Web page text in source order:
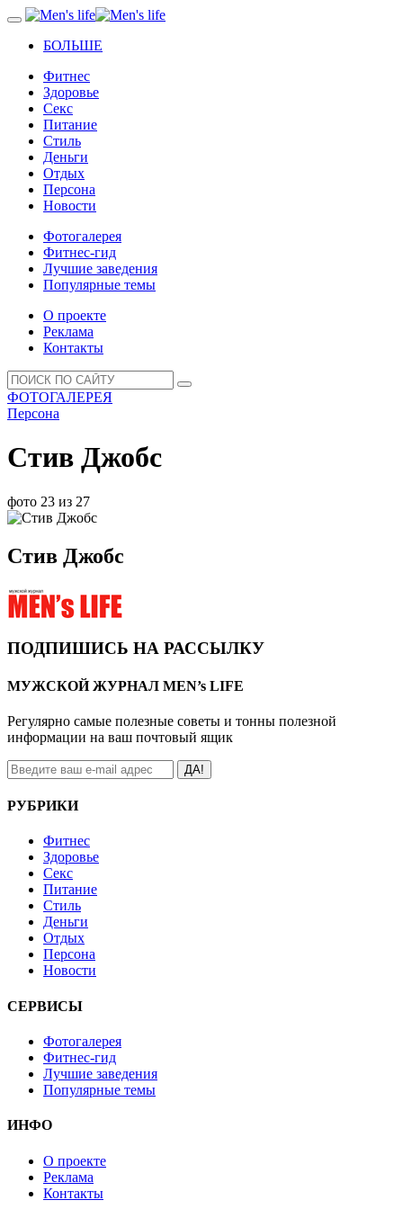
БОЛЬШЕ
Фитнес
Здоровье
Секс
Питание
Стиль
Деньги
Отдых
Персона
Новости
Фотогалерея
Фитнес-гид
Лучшие заведения
Популярные темы
О проекте
Реклама
Контакты
ФОТОГАЛЕРЕЯ
Персона
Стив Джобс
фото 23 из 27
Стив Джобс
ПОДПИШИСЬ НА РАССЫЛКУ
МУЖСКОЙ ЖУРНАЛ MEN’s LIFE
Регулярно самые полезные советы и тонны полезной
информации на ваш почтовый ящик
ДА!
РУБРИКИ
Фитнес
Здоровье
Секс
Питание
Стиль
Деньги
Отдых
Персона
Новости
СЕРВИСЫ
Фотогалерея
Фитнес-гид
Лучшие заведения
Популярные темы
ИНФО
О проекте
Реклама
Контакты